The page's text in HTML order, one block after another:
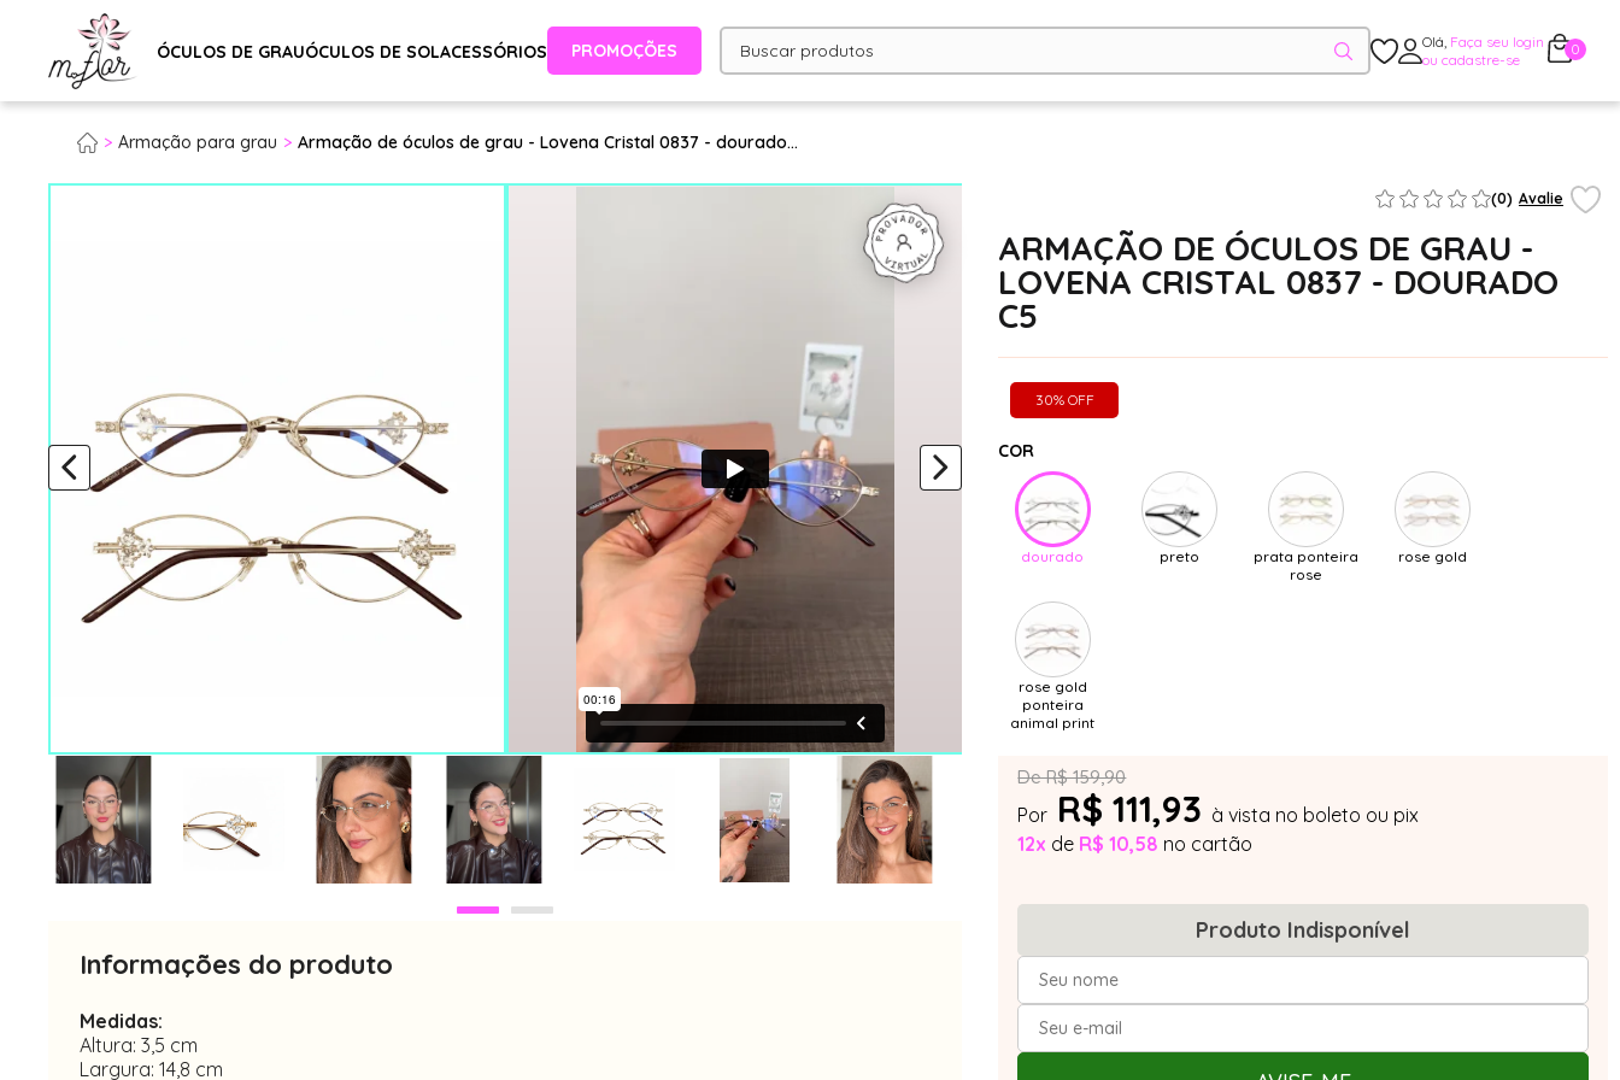
ÓCULOS DE GRAUÓCULOS DE SOLACESSÓRIOS PROMOÇÕES Olá, Faça seu login
ou cadastre-se
0
Armação para grau Armação de óculos de grau - Lovena Cristal 0837 - dourado...
Informações do produto
Medidas:
Altura: 3,5 cm
Largura: 14,8 cm
(0) Avalie
ARMAÇÃO DE ÓCULOS DE GRAU -
LOVENA CRISTAL 0837 - DOURADO
C5
30% OFF
COR
dourado preto
prata ponteira
rose
rose gold
rose gold
ponteira
animal print
De R$ 159,90
Por R$ 111,93 à vista no boleto ou pix
12x de R$ 10,58 no cartão
Produto Indisponível